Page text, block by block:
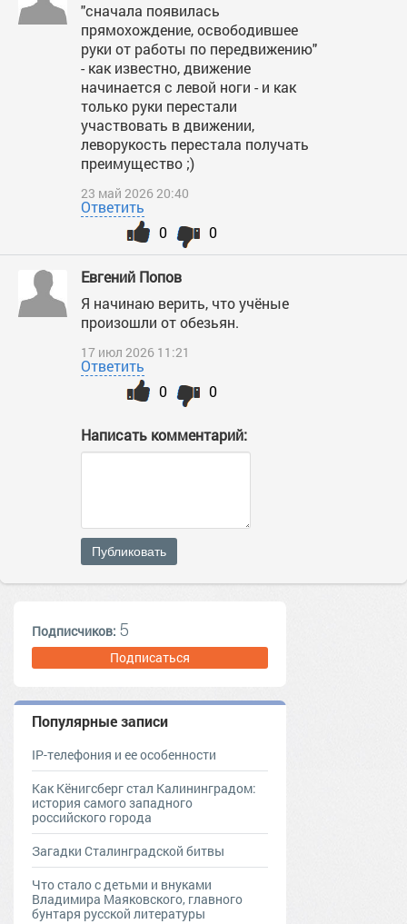
"сначала появилась
прямохождение, освободившее
руки от работы по передвижению"
- как известно, движение
начинается с левой ноги - и как
только руки перестали
участвовать в движении,
леворукость перестала получать
преимущество ;)
23 май 2026 20:40
Ответить
0
0
Евгений Попов
Я начинаю верить, что учёные
произошли от обезьян.
17 июл 2026 11:21
Ответить
0
0
Написать комментарий:
Публиковать
Подписчиков: 5
Подписаться
Популярные записи
IP-телефония и ее особенности
Как Кёнигсберг стал Калининградом:
история самого западного
российского города
Загадки Сталинградской битвы
Что стало с детьми и внуками
Владимира Маяковского, главного
бунтаря русской литературы